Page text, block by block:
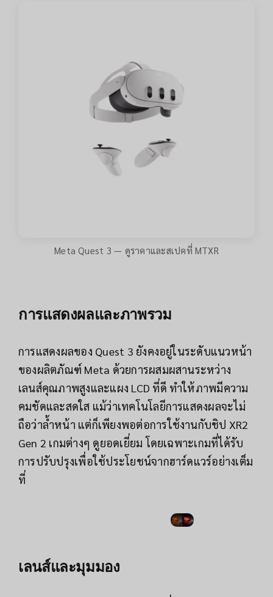
Meta Quest 3 — ดูราคาและสเปคที่ MTXR
การแสดงผลและภาพรวม
การแสดงผลของ Quest 3 ยังคงอยู่ในระดับแนวหน้า
ของผลิตภัณฑ์ Meta ด้วยการผสมผสานระหว่าง
เลนส์คุณภาพสูงและแผง LCD ที่ดี ทำให้ภาพมีความ
คมชัดและสดใส แม้ว่าเทคโนโลยีการแสดงผลจะไม่
ถือว่าล้ำหน้า แต่ก็เพียงพอต่อการใช้งานกับชิป XR2
Gen 2 เกมต่างๆ ดูยอดเยี่ยม โดยเฉพาะเกมที่ได้รับ
การปรับปรุงเพื่อใช้ประโยชน์จากฮาร์ดแวร์อย่างเต็ม
ที่
เลนส์และมุมมอง